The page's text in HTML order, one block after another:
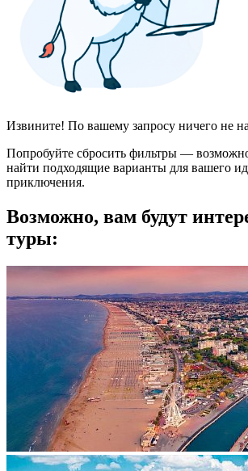
Извините! По вашему запросу ничего не
Попробуйте сбросить фильтры —
найти подходящие варианты для вашего
приключения.
Возможно, вам будут
туры: